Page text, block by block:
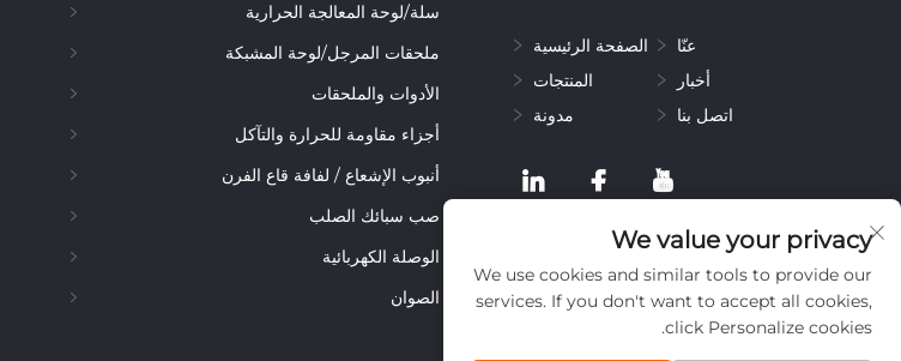
الصفحة الرئيسية
عنّا
المنتجات
أخبار
مدونة
اتصل بنا
سلة/لوحة المعالجة الحرارية
ملحقات المرجل/لوحة المشبكة
الأدوات والملحقات
أجزاء مقاومة للحرارة والتآكل
أنبوب الإشعاع / لفافة قاع الفرن
صب سبائك الصلب
الوصلة الكهربائية
الصوان
We value your privacy
We use cookies and similar tools to provide our
services. If you don't want to accept all cookies,
click Personalize cookies.